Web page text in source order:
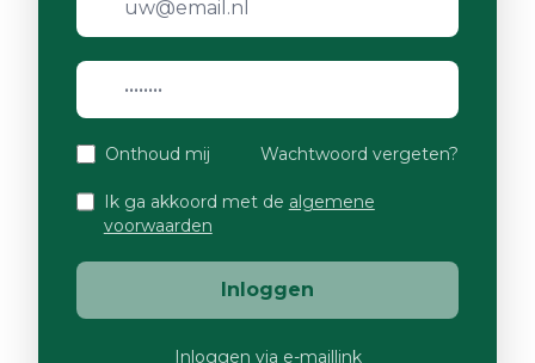
Onthoud mij Wachtwoord vergeten?
Ik ga akkoord met de algemene
voorwaarden
Inloggen
Inloggen via e-maillink